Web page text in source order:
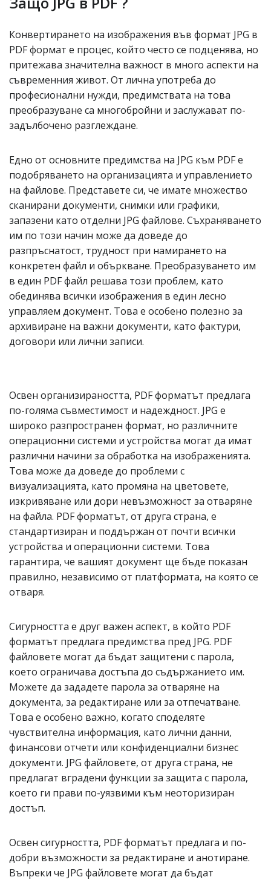
Конвертирането на изображения във формат JPG в
PDF формат е процес, който често се подценява, но
притежава значителна важност в много аспекти на
съвременния живот. От лична употреба до
професионални нужди, предимствата на това
преобразуване са многобройни и заслужават по-
задълбочено разглеждане.
Едно от основните предимства на JPG към PDF е
подобряването на организацията и управлението
на файлове. Представете си, че имате множество
сканирани документи, снимки или графики,
запазени като отделни JPG файлове. Съхраняването
им по този начин може да доведе до
разпръснатост, трудност при намирането на
конкретен файл и объркване. Преобразуването им
в един PDF файл решава този проблем, като
обединява всички изображения в един лесно
управляем документ. Това е особено полезно за
архивиране на важни документи, като фактури,
договори или лични записи.
Освен организираността, PDF форматът предлага
по-голяма съвместимост и надеждност. JPG е
широко разпространен формат, но различните
операционни системи и устройства могат да имат
различни начини за обработка на изображенията.
Това може да доведе до проблеми с
визуализацията, като промяна на цветовете,
изкривяване или дори невъзможност за отваряне
на файла. PDF форматът, от друга страна, е
стандартизиран и поддържан от почти всички
устройства и операционни системи. Това
гарантира, че вашият документ ще бъде показан
правилно, независимо от платформата, на която се
отваря.
Сигурността е друг важен аспект, в който PDF
форматът предлага предимства пред JPG. PDF
файловете могат да бъдат защитени с парола,
което ограничава достъпа до съдържанието им.
Можете да зададете парола за отваряне на
документа, за редактиране или за отпечатване.
Това е особено важно, когато споделяте
чувствителна информация, като лични данни,
финансови отчети или конфиденциални бизнес
документи. JPG файловете, от друга страна, не
предлагат вградени функции за защита с парола,
което ги прави по-уязвими към неоторизиран
достъп.
Освен сигурността, PDF форматът предлага и по-
добри възможности за редактиране и анотиране.
Въпреки че JPG файловете могат да бъдат